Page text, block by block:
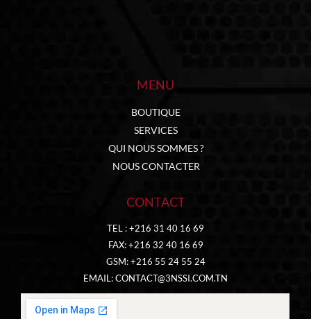
MENU
BOUTIQUE
SERVICES
QUI NOUS SOMMES ?
NOUS CONTACTER
CONTACT
TEL : +216 31 40 16 69
FAX: +216 32 40 16 69
GSM: +216 55 24 55 24
EMAIL:CONTACT@3NSSI.COM.TN